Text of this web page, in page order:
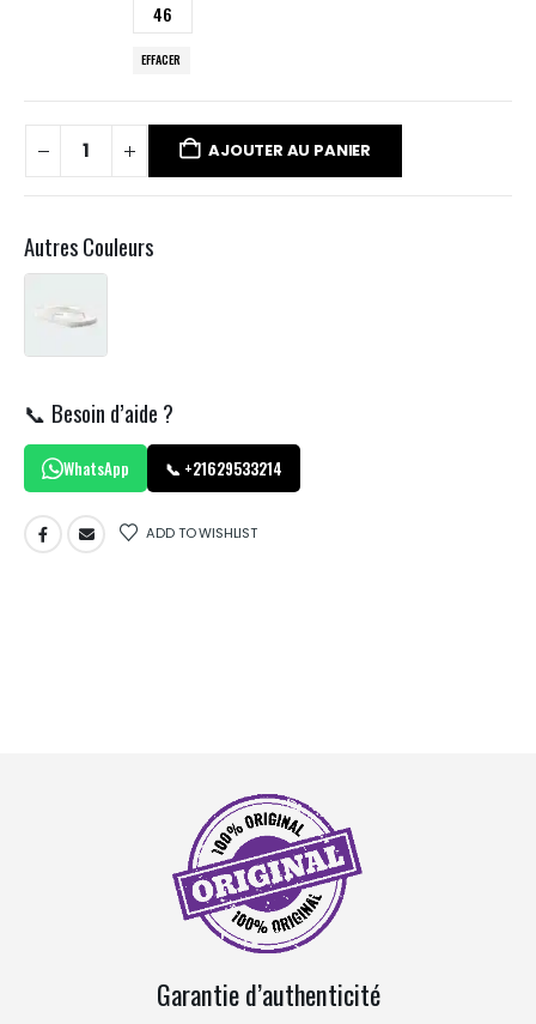
46
EFFACER
AJOUTER AU PANIER
Autres Couleurs
📞 Besoin d’aide ?
WhatsApp 📞 +21629533214
ADD TO WISHLIST
Garantie d’authenticité